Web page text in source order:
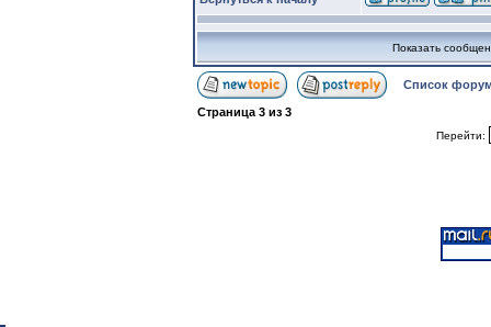
Показать
Список
Страница 3 из 3
Перейти: